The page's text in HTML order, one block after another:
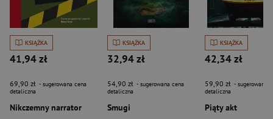
KSIĄŻKA
41,94 zł
69,90 zł - sugerowana cena
detaliczna
Nikczemny narrator
KSIĄŻKA
32,94 zł
54,90 zł - sugerowana cena
detaliczna
Smugi
KSIĄŻKA
42,34 zł
59,90 zł - sugerowana
detaliczna
Piąty akt